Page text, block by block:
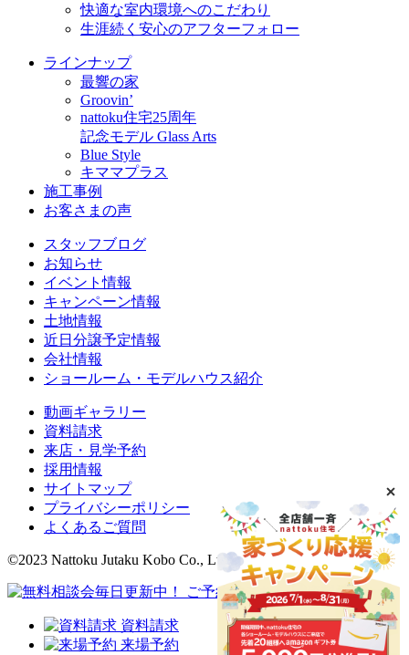
快適な室内環境へのこだわり
生涯続く安心のアフターフォロー
ラインナップ
最響の家
Groovin’
nattoku住宅25周年
記念モデル Glass Arts
Blue Style
キママプラス
施工事例
お客さまの声
スタッフブログ
お知らせ
イベント情報
キャンペーン情報
土地情報
近日分譲予定情報
会社情報
ショールーム・モデルハウス紹介
動画ギャラリー
資料請求
来店・見学予約
採用情報
サイトマップ
プライバシーポリシー
よくあるご質問
©2023 Nattoku Jutaku Kobo Co., Ltd.
資料請求
来場予約